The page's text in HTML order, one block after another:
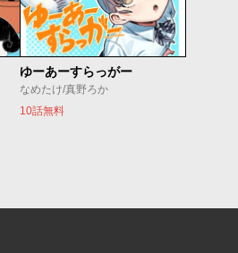
ゆーあーすらっがー
なめたけ/真野ろか
10話無料